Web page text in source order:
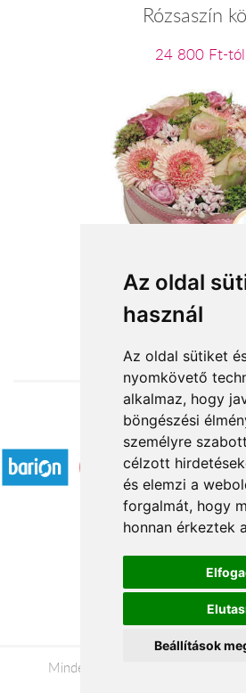
Az oldal
használ
Az oldal sütiket
nyomkövető
alkalmaz, hogy
böngészési
személyre
célzott
és elemzi a
forgalmát, hogy
honnan érkeztek
Beállítások
Rózsaszín
24 800 Ft-tól
Fantázia - rózsaszín
24 960 Ft-tól
Elfogadott fizetési
Á.SZ.F.
Impresszum
Adatkezelési
Minden jog fenntartva © 2026 |